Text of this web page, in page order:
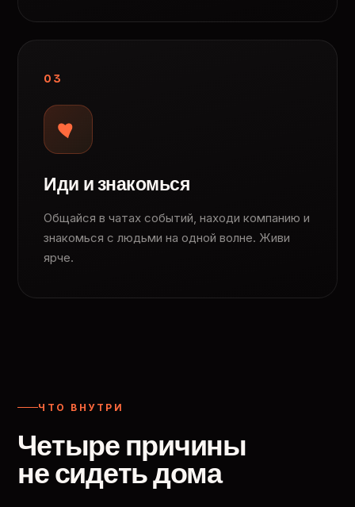
03
Иди и знакомься
Общайся в чатах событий, находи компанию и
знакомься с людьми на одной волне. Живи
ярче.
ЧТО ВНУТРИ
Четыре причины
не сидеть дома